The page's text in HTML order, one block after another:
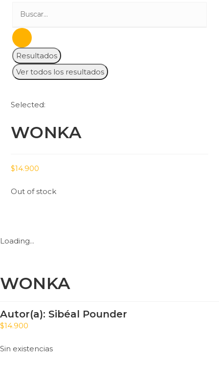
Resultados
Ver todos los resultados
Selected:
WONKA
$14.900
Out of stock
Loading...
WONKA
Autor(a): Sibéal Pounder
$14.900
Sin existencias